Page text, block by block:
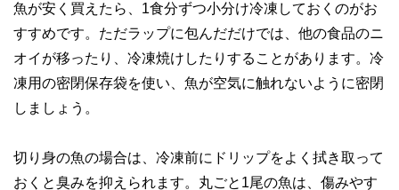
魚が安く買えたら、1食分ずつ小分け冷凍しておくのがお
すすめです。ただラップに包んだだけでは、他の食品のニ
オイが移ったり、冷凍焼けしたりすることがあります。冷
凍用の密閉保存袋を使い、魚が空気に触れないように密閉
しましょう。
切り身の魚の場合は、冷凍前にドリップをよく拭き取って
おくと臭みを抑えられます。丸ごと1尾の魚は、傷みやす